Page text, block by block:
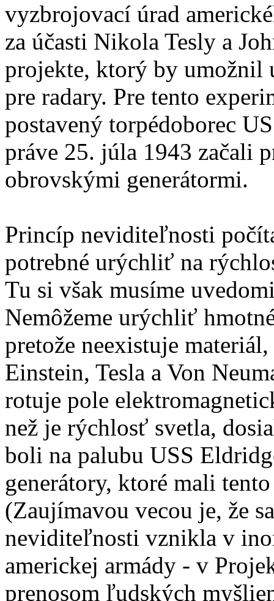
vyzbrojovací úrad
za účasti Nikola Tesly a
projekte, ktorý by
pre radary. Pre tento
postavený torpédoborec
práve 25. júla 1943 začali
obrovskými generátormi.
Princíp neviditeľnosti
potrebné urýchliť na
Tu si však musíme
Nemôžeme urýchliť
pretože neexistuje
Einstein, Tesla a Von
rotuje pole
než je rýchlosť svetla,
boli na palubu USS
generátory, ktoré mali
(Zaujímavou vecou je, že
neviditeľnosti vznikla v
americkej armády - v
prenosom ľudských